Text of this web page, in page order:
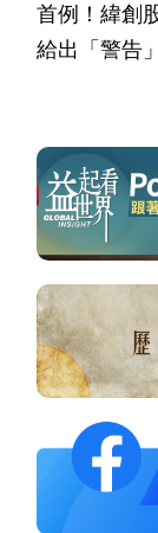
首例！緯創
給出「警告」